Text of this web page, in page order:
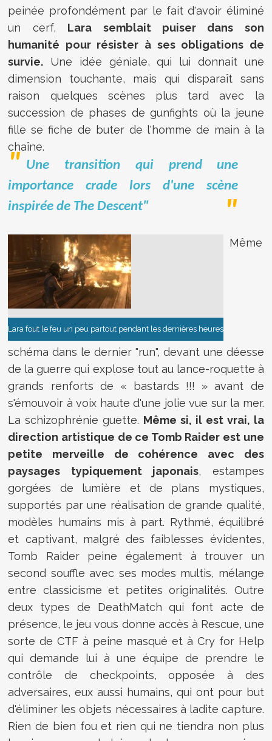
peinée profondément par le fait d'avoir éliminé
un cerf, Lara semblait puiser dans son
humanité pour résister à ses obligations de
survie. Une idée géniale, qui lui donnait une
dimension touchante, mais qui disparaît sans
raison quelques scènes plus tard avec la
succession de phases de gunfights où la jeune
fille se fiche de buter de l'homme de main à la
chaîne.
Une transition qui prend une
importance crade lors d'une scène
inspirée de The Descent"
Lara fout le feu un peu partout pendant les dernières heures
Même
schéma dans le dernier "run", devant une déesse
de la guerre qui explose tout au lance-roquette à
grands renforts de « bastards !!! » avant de
s'émouvoir à voix haute d'une jolie vue sur la mer.
La schizophrénie guette. Même si, il est vrai, la
direction artistique de ce Tomb Raider est une
petite merveille de cohérence avec des
paysages typiquement japonais, estampes
gorgées de lumière et de plans mystiques,
supportés par une réalisation de grande qualité,
modèles humains mis à part. Rythmé, équilibré
et captivant, malgré des faiblesses évidentes,
Tomb Raider peine également à trouver un
second souffle avec ses modes multis, mélange
entre classicisme et petites originalités. Outre
deux types de DeathMatch qui font acte de
présence, le jeu vous donne accès à Rescue, une
sorte de CTF à peine masqué et à Cry for Help
qui demande lui à une équipe de prendre le
contrôle de checkpoints, opposée à des
adversaires, eux aussi humains, qui ont pour but
d'éliminer les objets nécessaires à ladite capture.
Rien de bien fou et rien qui ne tiendra non plus